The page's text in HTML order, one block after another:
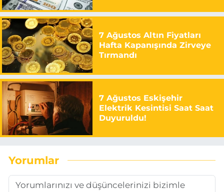
7 Ağustos Altın Fiyatları
Hafta Kapanışında Zirveye
Tırmandı
7 Ağustos Eskişehir
Elektrik Kesintisi Saat Saat
Duyuruldu!
Yorumlar